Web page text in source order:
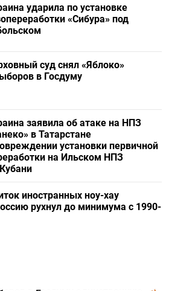
ударила по установке
«Сибура» под
суд снял «Яблоко»
в Госдуму
заявила об атаке на НПЗ
в Татарстане
установки первичной
на Ильском НПЗ
иностранных ноу-хау
рухнул до минимума с 1990-